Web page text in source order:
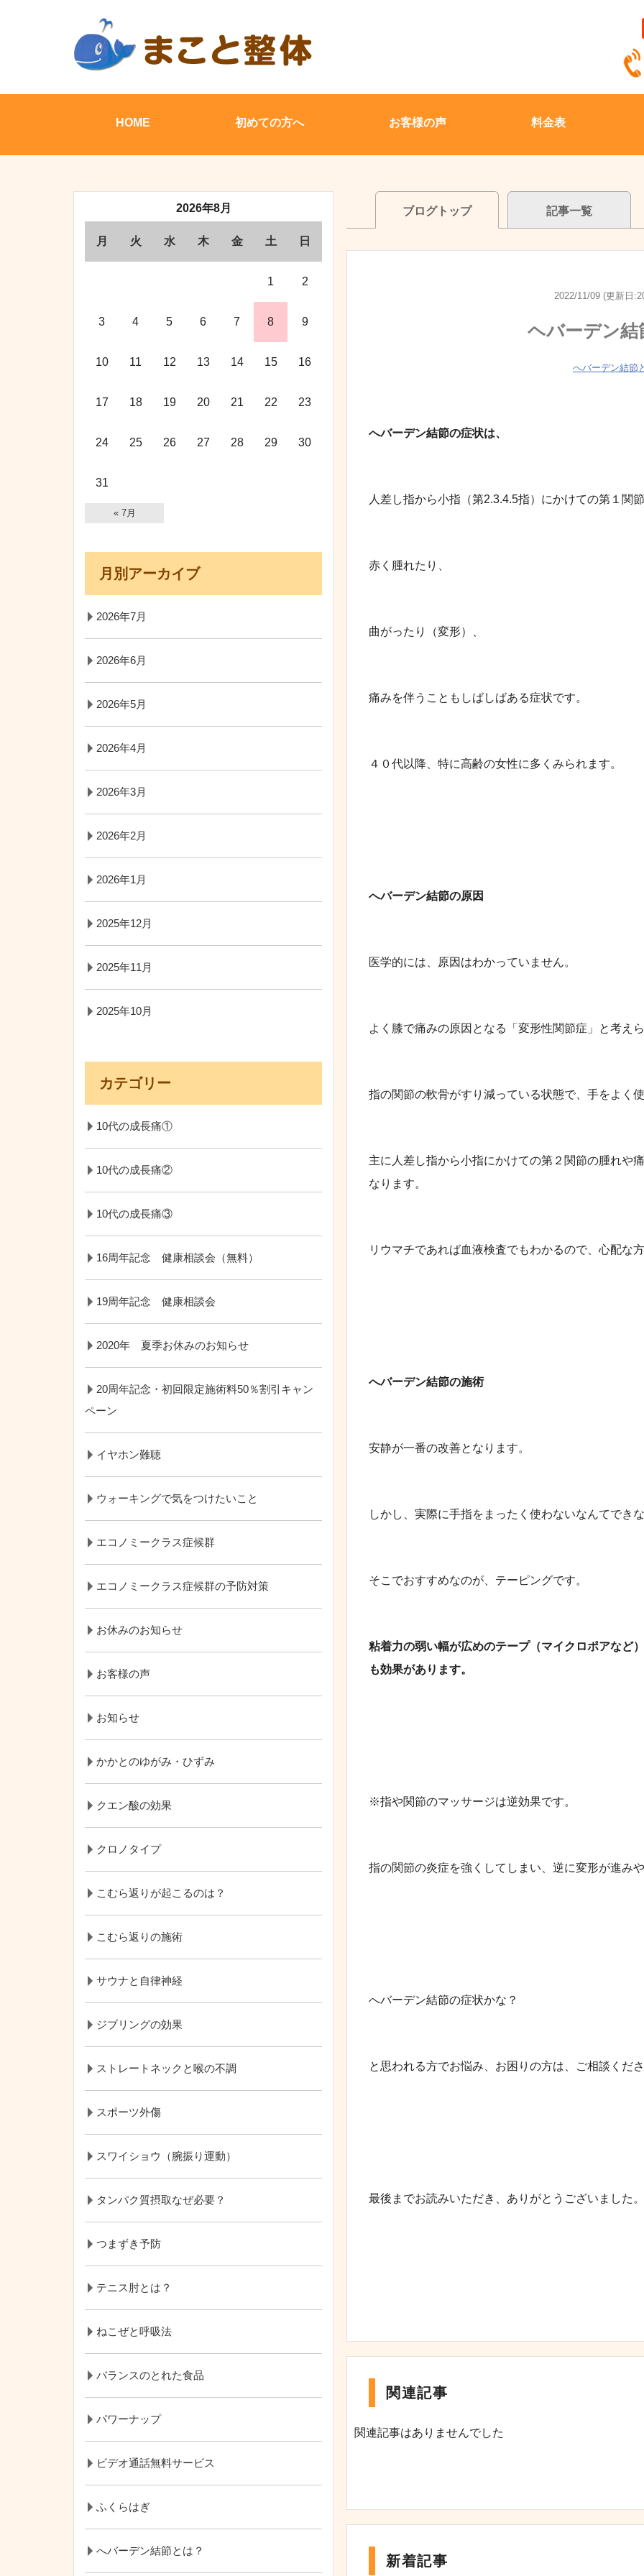
HOME 初めての方へ お客様の声 料金表
ブログトップ 記事一覧
2022/11/09 (更新日
ヘバーデン結
へバーデン結節
へバーデン結節の症状は、
人差し指から小指（第2.3.4.5指）にかけての第１関
赤く腫れたり、
曲がったり（変形）、
痛みを伴うこともしばしばある症状です。
４０代以降、特に高齢の女性に多くみられます。
へバーデン結節の原因
医学的には、原因はわかっていません。
よく膝で痛みの原因となる「変形性関節症」と考えら
指の関節の軟骨がすり減っている状態で、手をよく
主に人差し指から小指にかけての第２関節の腫れや
なります。
リウマチであれば血液検査でもわかるので、心配な
へバーデン結節の施術
安静が一番の改善となります。
しかし、実際に手指をまったく使わないなんてできな
そこでおすすめなのが、テーピングです。
粘着力の弱い幅が広めのテープ（マイクロポアなど
も効果があります。
※指や関節のマッサージは逆効果です。
指の関節の炎症を強くしてしまい、逆に変形が進み
へバーデン結節の症状かな？
と思われる方でお悩み、お困りの方は、ご相談くださ
最後までお読みいただき、ありがとうございました。
関連記事
関連記事はありませんでした
新着記事
2026年8月
月 火 水 木 金 土 日
1 2
3 4 5 6 7 8 9
10 11 12 13 14 15 16
17 18 19 20 21 22 23
24 25 26 27 28 29 30
31
« 7月
月別アーカイブ
2026年7月
2026年6月
2026年5月
2026年4月
2026年3月
2026年2月
2026年1月
2025年12月
2025年11月
2025年10月
カテゴリー
10代の成長痛①
10代の成長痛②
10代の成長痛③
16周年記念 健康相談会（無料）
19周年記念 健康相談会
2020年 夏季お休みのお知らせ
20周年記念・初回限定施術料50％割引キャン
ペーン
イヤホン難聴
ウォーキングで気をつけたいこと
エコノミークラス症候群
エコノミークラス症候群の予防対策
お休みのお知らせ
お客様の声
お知らせ
かかとのゆがみ・ひずみ
クエン酸の効果
クロノタイプ
こむら返りが起こるのは？
こむら返りの施術
サウナと自律神経
ジブリングの効果
ストレートネックと喉の不調
スポーツ外傷
スワイショウ（腕振り運動）
タンパク質摂取なぜ必要？
つまずき予防
テニス肘とは？
ねこぜと呼吸法
バランスのとれた食品
パワーナップ
ビデオ通話無料サービス
ふくらはぎ
へバーデン結節とは？